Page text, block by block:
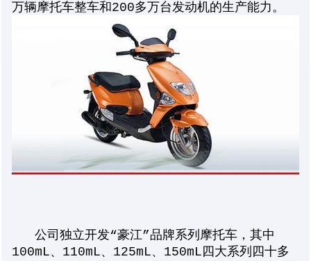
万辆摩托车整车和200多万台发动机的生产能力。
公司独立开发“豪江”品牌系列摩托车，其中
100mL、110mL、125mL、150mL四大系列四十多